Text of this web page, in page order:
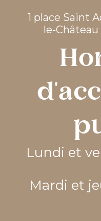
1 place Saint
le-Château
Lundi et
Mardi et